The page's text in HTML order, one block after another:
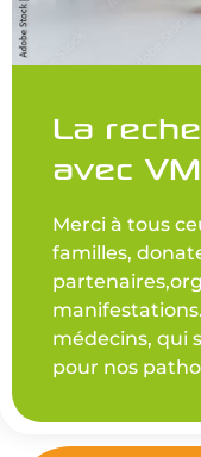
La
avec
Merci à tous
familles,
médecins, qui
pour nos